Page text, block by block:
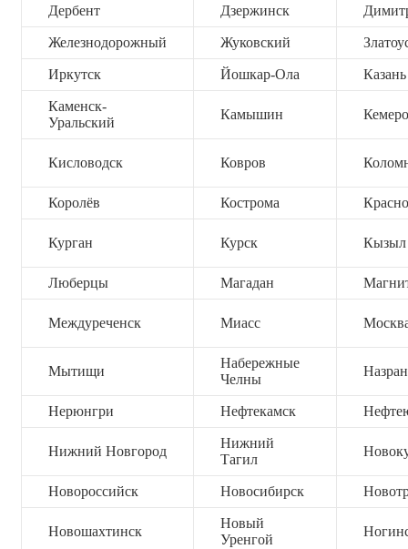
Дербент Дзержинск
Железнодорожный Жуковский
Иркутск Йошкар-Ола Казань
Каменск-
Уральский
Камышин
Кисловодск Ковров
Королёв Кострома
Курган Курск Кызыл
Люберцы Магадан
Междуреченск Миасс
Мытищи
Набережные
Челны
Нерюнгри Нефтекамск
Нижний Новгород
Нижний
Тагил
Новороссийск Новосибирск
Новошахтинск
Новый
Уренгой